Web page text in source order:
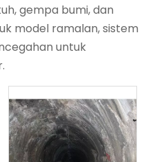
gempa bumi, dan
model ramalan, sistem
untuk